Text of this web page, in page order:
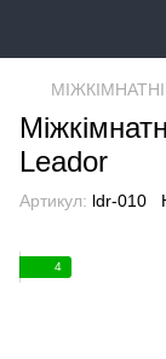
Leador
Артикул: ldr-010
4